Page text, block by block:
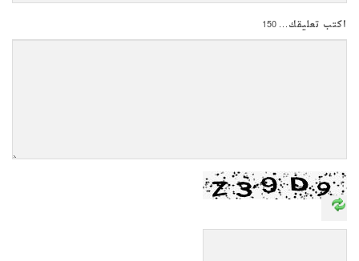
اكتب تعليقك...150